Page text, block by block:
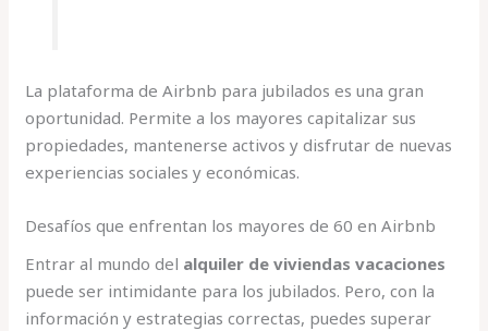
La plataforma de Airbnb para jubilados es una gran
oportunidad. Permite a los mayores capitalizar sus
propiedades, mantenerse activos y disfrutar de nuevas
experiencias sociales y económicas.
Desafíos que enfrentan los mayores de 60 en Airbnb
Entrar al mundo del alquiler de viviendas vacaciones
puede ser intimidante para los jubilados. Pero, con la
información y estrategias correctas, puedes superar